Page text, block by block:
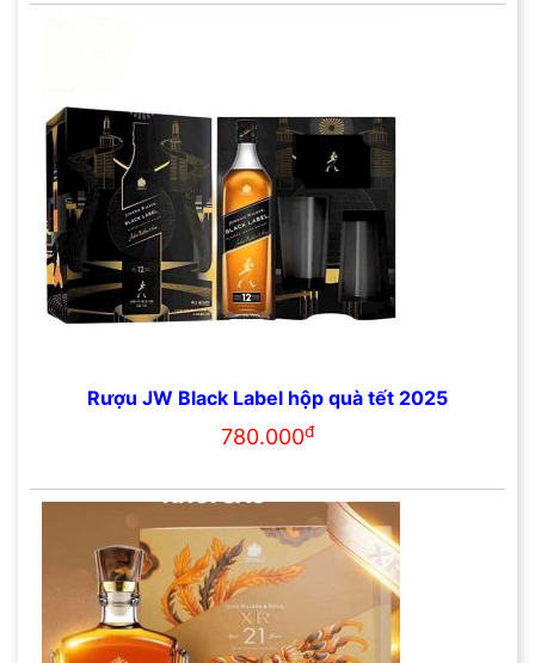
Rượu JW Black Label hộp quà tết 2025
780.000đ